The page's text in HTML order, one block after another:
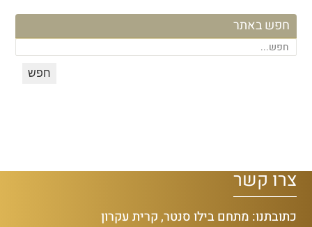
חפש באתר
צרו קשר
כתובתנו: מתחם בילו סנטר, קרית עקרון